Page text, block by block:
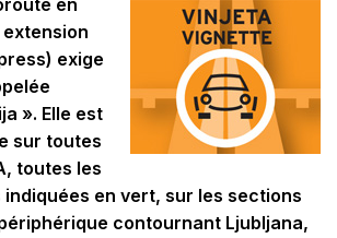
en
exige
». Elle est
sur toutes
toutes les
indiquées en vert, sur les sections
contournant Ljubljana,